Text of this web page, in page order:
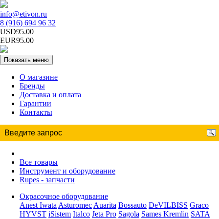
info@etivon.ru
8 (916) 694 96 32
USD95.00
EUR95.00
Показать меню
О магазине
Бренды
Доставка и оплата
Гарантии
Контакты
Все товары
Инструмент и оборудование
Rupes - запчасти
Окрасочное оборудование
Anest Iwata Asturomec Auarita Bossauto DeVILBISS Graco
HYVST iSistem Italco Jeta Pro Sagola Sames Kremlin SATA